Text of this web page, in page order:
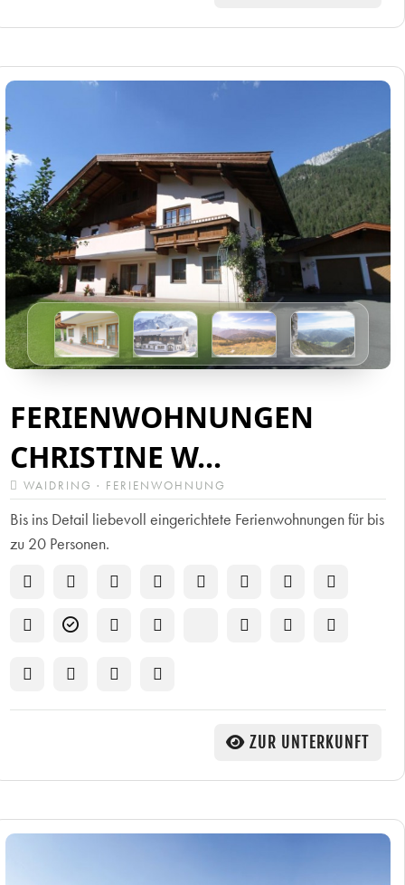
FERIENWOHNUNGEN
CHRISTINE W...
WAIDRING · FERIENWOHNUNG
Bis ins Detail liebevoll eingerichtete Ferienwohnungen für bis
zu 20 Personen.
ZUR UNTERKUNFT